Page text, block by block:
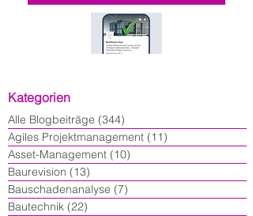
Kategorien
Alle Blogbeiträge (344)
Agiles Projektmanagement (11)
Asset-Management (10)
Baurevision (13)
Bauschadenanalyse (7)
Bautechnik (22)